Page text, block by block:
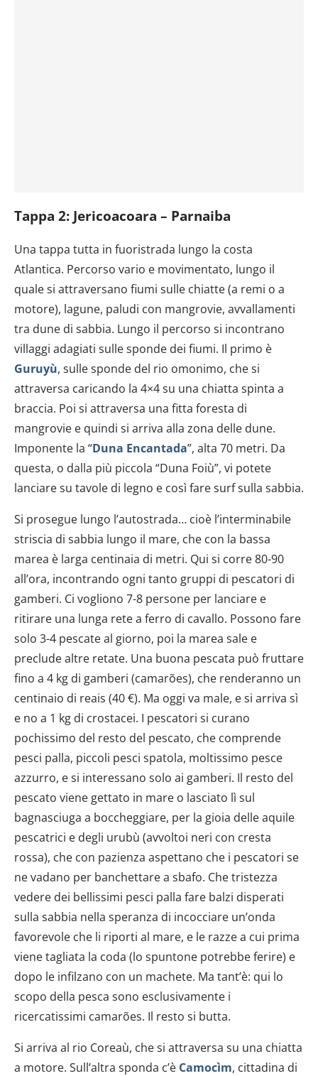
Tappa 2: Jericoacoara – Parnaiba
Una tappa tutta in fuoristrada lungo la costa
Atlantica. Percorso vario e movimentato, lungo il
quale si attraversano fiumi sulle chiatte (a remi o a
motore), lagune, paludi con mangrovie, avvallamenti
tra dune di sabbia. Lungo il percorso si incontrano
villaggi adagiati sulle sponde dei fiumi. Il primo è
Guruyù, sulle sponde del rio omonimo, che si
attraversa caricando la 4×4 su una chiatta spinta a
braccia. Poi si attraversa una fitta foresta di
mangrovie e quindi si arriva alla zona delle dune.
Imponente la “Duna Encantada”, alta 70 metri. Da
questa, o dalla più piccola “Duna Foiù”, vi potete
lanciare su tavole di legno e così fare surf sulla sabbia.
Si prosegue lungo l’autostrada… cioè l’interminabile
striscia di sabbia lungo il mare, che con la bassa
marea è larga centinaia di metri. Qui si corre 80-90
all’ora, incontrando ogni tanto gruppi di pescatori di
gamberi. Ci vogliono 7-8 persone per lanciare e
ritirare una lunga rete a ferro di cavallo. Possono fare
solo 3-4 pescate al giorno, poi la marea sale e
preclude altre retate. Una buona pescata può fruttare
fino a 4 kg di gamberi (camarões), che renderanno un
centinaio di reais (40 €). Ma oggi va male, e si arriva sì
e no a 1 kg di crostacei. I pescatori si curano
pochissimo del resto del pescato, che comprende
pesci palla, piccoli pesci spatola, moltissimo pesce
azzurro, e si interessano solo ai gamberi. Il resto del
pescato viene gettato in mare o lasciato lì sul
bagnasciuga a boccheggiare, per la gioia delle aquile
pescatrici e degli urubù (avvoltoi neri con cresta
rossa), che con pazienza aspettano che i pescatori se
ne vadano per banchettare a sbafo. Che tristezza
vedere dei bellissimi pesci palla fare balzi disperati
sulla sabbia nella speranza di incocciare un’onda
favorevole che li riporti al mare, e le razze a cui prima
viene tagliata la coda (lo spuntone potrebbe ferire) e
dopo le infilzano con un machete. Ma tant’è: qui lo
scopo della pesca sono esclusivamente i
ricercatissimi camarões. Il resto si butta.
Si arriva al rio Coreaù, che si attraversa su una chiatta
a motore. Sull’altra sponda c’è Camocìm, cittadina di